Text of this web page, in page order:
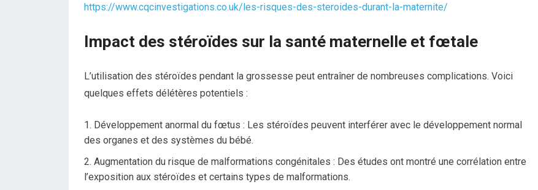
https://www.cqcinvestigations.co.uk/les-risques-des-steroides-durant-la-maternite/
Impact des stéroïdes sur la santé maternelle et fœtale
L’utilisation des stéroïdes pendant la grossesse peut entraîner de nombreuses complications. Voici
quelques effets délétères potentiels :
Développement anormal du fœtus : Les stéroïdes peuvent interférer avec le développement normal
des organes et des systèmes du bébé.
Augmentation du risque de malformations congénitales : Des études ont montré une corrélation entre
l’exposition aux stéroïdes et certains types de malformations.